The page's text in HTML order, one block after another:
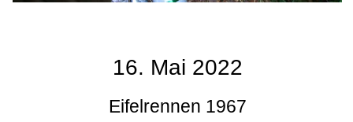
16. Mai 2022
Eifelrennen 1967